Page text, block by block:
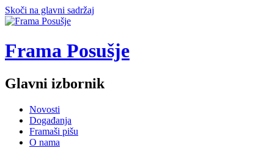
Skoči na glavni sadržaj
Frama Posušje
Glavni izbornik
Novosti
Događanja
Framaši pišu
O nama